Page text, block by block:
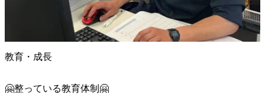
教育・成長
🤗整っている教育体制🤗